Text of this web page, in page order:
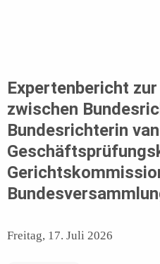
Expertenbericht
zwischen
Bundesrichterin
Freitag, 17. Juli 2026